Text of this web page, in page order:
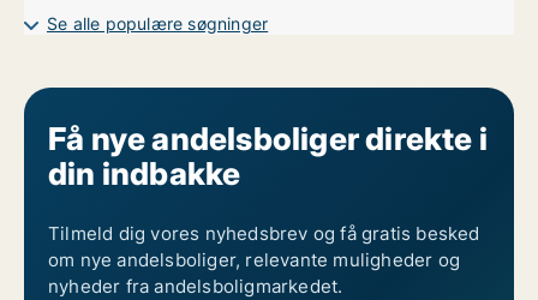
Se alle populære søgninger
Få nye andelsboliger direkte i
din indbakke
Tilmeld dig vores nyhedsbrev og få gratis besked
om nye andelsboliger, relevante muligheder og
nyheder fra andelsboligmarkedet.